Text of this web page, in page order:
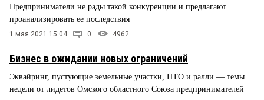
Предприниматели не рады такой конкуренции и предлагают
проанализировать ее последствия
1 мая 2021 15:04 0 4962
Бизнес в ожидании новых ограничений
Эквайринг, пустующие земельные участки, НТО и ралли — темы
недели от лидетов Омского областного Союза предпринимателей